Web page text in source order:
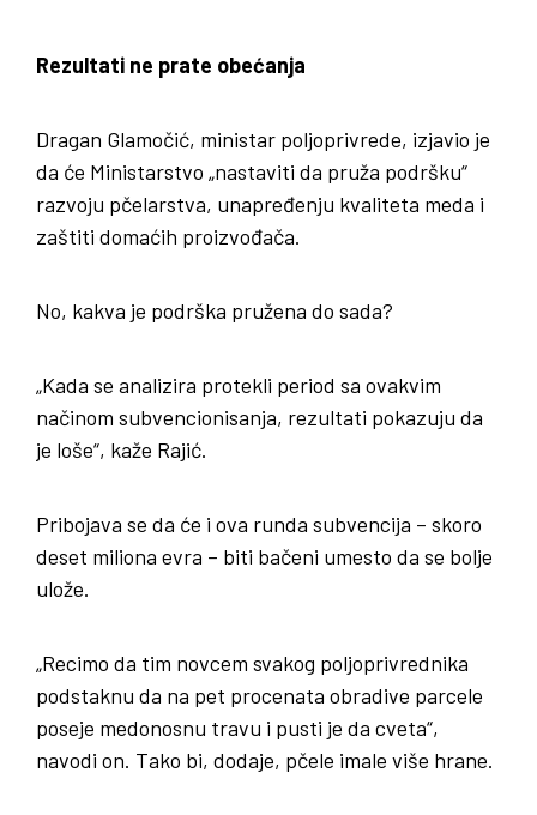
Rezultati ne prate obećanja
Dragan Glamočić, ministar poljoprivrede, izjavio je
da će Ministarstvo „nastaviti da pruža podršku“
razvoju pčelarstva, unapređenju kvaliteta meda i
zaštiti domaćih proizvođača.
No, kakva je podrška pružena do sada?
„Kada se analizira protekli period sa ovakvim
načinom subvencionisanja, rezultati pokazuju da
je loše“, kaže Rajić.
Pribojava se da će i ova runda subvencija – skoro
deset miliona evra – biti bačeni umesto da se bolje
ulože.
„Recimo da tim novcem svakog poljoprivrednika
podstaknu da na pet procenata obradive parcele
poseje medonosnu travu i pusti je da cveta“,
navodi on. Tako bi, dodaje, pčele imale više hrane.